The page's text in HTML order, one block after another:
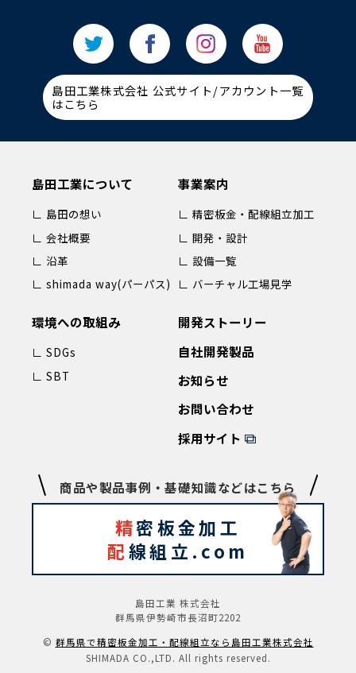
島田工業株式会社 公式サイト/アカウント一覧
はこちら
島田工業について
∟ 島田の想い
∟ 会社概要
∟ 沿革
∟ shimada way(パーパス)
事業案内
∟ 精密板金・配線組立加工
∟ 開発・設計
∟ 設備一覧
∟ バーチャル工場見学
環境への取組み
∟ SDGs
∟ SBT
開発ストーリー
自社開発製品
お知らせ
お問い合わせ
採用サイト
商品や製品事例・基礎知識などはこちら
精密板金加工
配線組立.com
島田工業 株式会社
群馬県伊勢崎市長沼町2202
©️ 群⾺県で精密板⾦加⼯‧配線組⽴なら島⽥⼯業株式会社
SHIMADA CO.,LTD. All rights reserved.